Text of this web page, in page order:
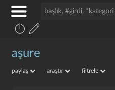
aşure
paylaş araştır filtrele